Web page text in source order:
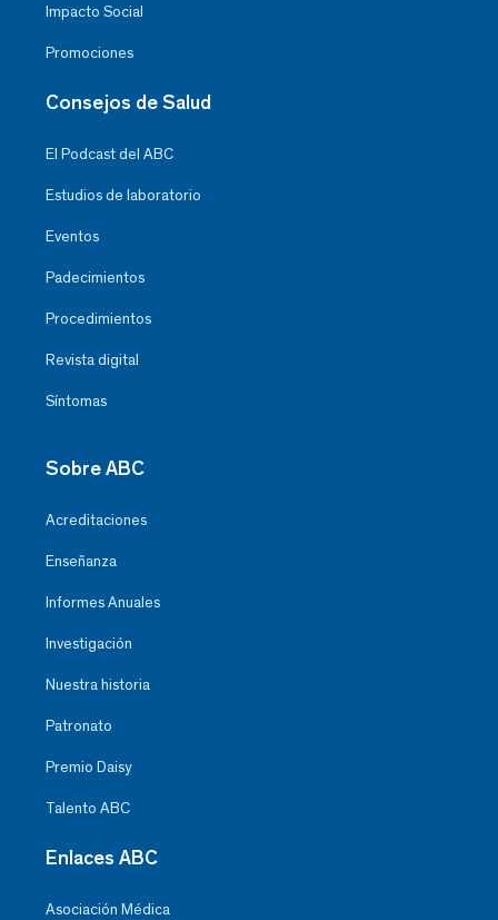
Impacto Social
Promociones
Consejos de Salud
El Podcast del ABC
Estudios de laboratorio
Eventos
Padecimientos
Procedimientos
Revista digital
Síntomas
Sobre ABC
Acreditaciones
Enseñanza
Informes Anuales
Investigación
Nuestra historia
Patronato
Premio Daisy
Talento ABC
Enlaces ABC
Asociación Médica